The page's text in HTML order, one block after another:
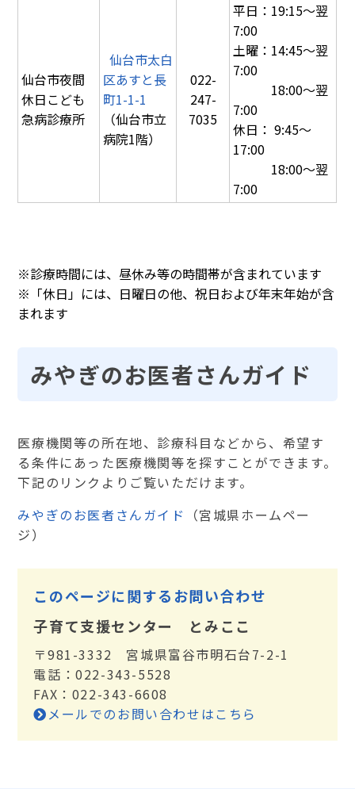
仙台市夜間
休日こども
急病診療所
仙台市太白
区あすと長
町1-1-1
（仙台市立
病院1階）
022-
247-
7035
平日：19:15～翌
7:00
土曜：14:45～翌
7:00
18:00～翌
7:00
休日： 9:45～
17:00
18:00～翌
7:00
※診療時間には、昼休み等の時間帯が含まれています
※「休日」には、日曜日の他、祝日および年末年始が含
まれます
みやぎのお医者さんガイド
医療機関等の所在地、診療科目などから、希望す
る条件にあった医療機関等を探すことができます。
下記のリンクよりご覧いただけます。
みやぎのお医者さんガイド
（宮城県ホームペー
ジ）
このページに関するお問い合わせ
子育て支援センター とみここ
〒981-3332 宮城県富谷市明石台7-2-1
電話：022-343-5528
FAX：022-343-6608
メールでのお問い合わせはこちら